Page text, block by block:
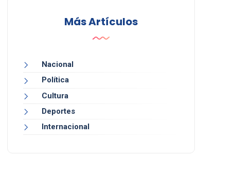
Más Artículos
Nacional
Política
Cultura
Deportes
Internacional